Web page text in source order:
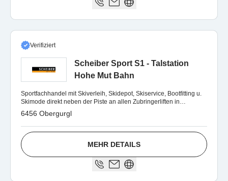
Verifiziert
Scheiber Sport S1 - Talstation
Hohe Mut Bahn
Sportfachhandel mit Skiverleih, Skidepot, Skiservice, Bootfitting u.
Skimode direkt neben der Piste an allen Zubringerliften in
Obergurgl u. Hochgurgl
6456 Obergurgl
MEHR DETAILS